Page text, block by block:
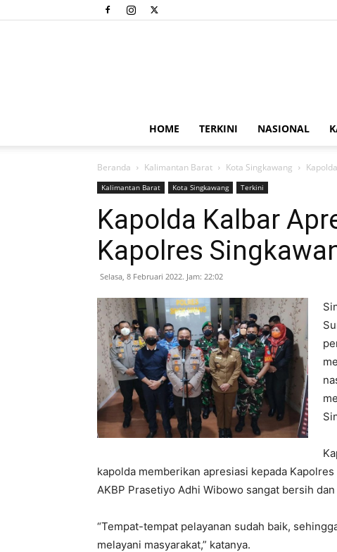
HOME TERKINI NASIONAL
Beranda Kalimantan Barat Kota Singkawang
Kalimantan Barat Kota Singkawang Terkini
Kapolda Kalbar
Kapolres
Selasa, 8 Februari 2022. Jam: 22:02
kapolda memberikan apresiasi kepada
AKBP Prasetiyo Adhi Wibowo sangat bersih dan
“Tempat-tempat pelayanan sudah baik,
melayani masyarakat,” katanya.